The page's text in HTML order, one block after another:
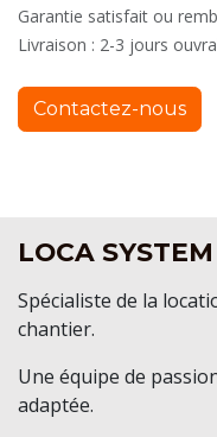
Garantie satisfait ou
Livraison : 2-3 jours
Contactez-nous
LOCA SYSTEM
Spécialiste de la
chantier.
Une équipe de
adaptée.